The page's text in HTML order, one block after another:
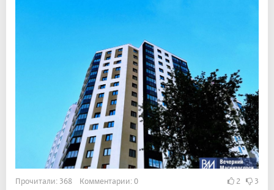
Прочитали: 368 Комментарии: 0 2 3